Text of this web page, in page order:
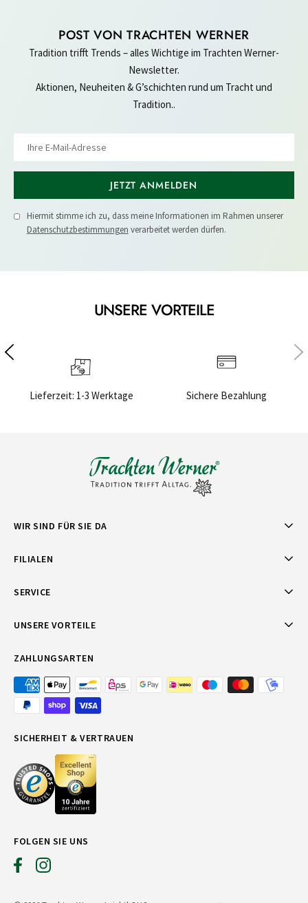
POST VON TRACHTEN WERNER
Tradition trifft Trends – alles Wichtige im Trachten Werner-
Newsletter.
Aktionen, Neuheiten & G’schichten rund um Tracht und
Tradition..
JETZT ANMELDEN
Hiermit stimme ich zu, dass meine Informationen im Rahmen unserer
Datenschutzbestimmungen verarbeitet werden dürfen.
UNSERE VORTEILE
Lieferzeit: 1-3 Werktage Sichere Bezahlung
WIR SIND FÜR SIE DA
FILIALEN
SERVICE
UNSERE VORTEILE
ZAHLUNGSARTEN
FOLGEN SIE UNS
SICHERHEIT & VERTRAUEN